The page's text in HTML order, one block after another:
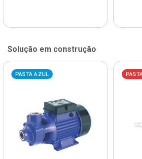
Solução em construção
PASTA AZUL